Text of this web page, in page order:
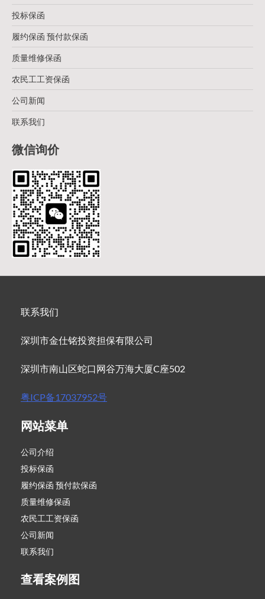
投标保函
履约保函 预付款保函
质量维修保函
农民工工资保函
公司新闻
联系我们
微信询价
联系我们
深圳市金仕铭投资担保有限公司
深圳市南山区蛇口网谷万海大厦C座502
粤ICP备17037952号
网站菜单
公司介绍
投标保函
履约保函 预付款保函
质量维修保函
农民工工资保函
公司新闻
联系我们
查看案例图